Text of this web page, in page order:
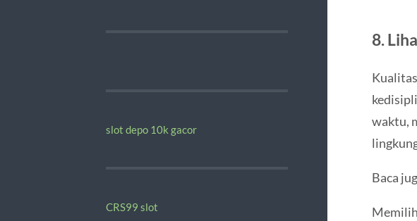
slot depo 10k gacor
CRS99 slot
8.
waktu,
Baca